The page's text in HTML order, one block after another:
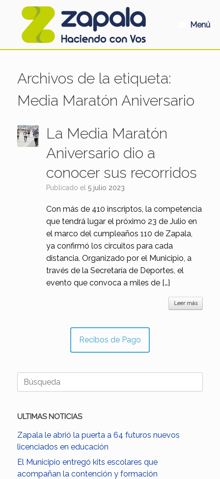
Menú
Archivos de la etiqueta:
Media Maratón Aniversario
La Media Maratón
Aniversario dio a
conocer sus recorridos
Publicado el 5 julio 2023
Con más de 410 inscriptos, la competencia
que tendrá lugar el próximo 23 de Julio en
el marco del cumpleaños 110 de Zapala,
ya confirmó los circuitos para cada
distancia. Organizado por el Municipio, a
través de la Secretaría de Deportes, el
evento que convoca a miles de […]
Leer más
Recibos de Pago
Buscar:
ULTIMAS NOTICIAS
Zapala le abrió la puerta a 64 futuros nuevos
licenciados en educación
El Municipio entregó kits escolares que
acompañan la contención y formación